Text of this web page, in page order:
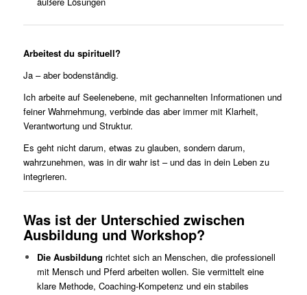
Arbeitest du spirituell?
Ja – aber bodenständig.
Ich arbeite auf Seelenebene, mit gechannelten Informationen und
feiner Wahrnehmung, verbinde das aber immer mit Klarheit,
Verantwortung und Struktur.
Es geht nicht darum, etwas zu glauben, sondern darum,
wahrzunehmen, was in dir wahr ist – und das in dein Leben zu
integrieren.
Was ist der Unterschied zwischen
Ausbildung und Workshop?
Die Ausbildung richtet sich an Menschen, die professionell
mit Mensch und Pferd arbeiten wollen. Sie vermittelt eine
klare Methode, Coaching‑Kompetenz und ein stabiles